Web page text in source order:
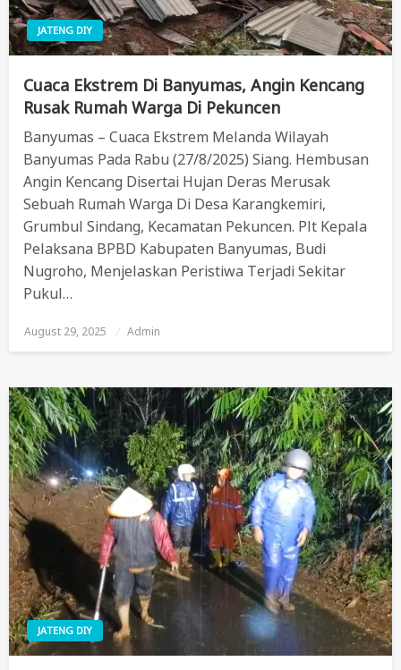
JATENG DIY
Cuaca Ekstrem Di Banyumas, Angin Kencang
Rusak Rumah Warga Di Pekuncen
Banyumas – Cuaca Ekstrem Melanda Wilayah
Banyumas Pada Rabu (27/8/2025) Siang. Hembusan
Angin Kencang Disertai Hujan Deras Merusak
Sebuah Rumah Warga Di Desa Karangkemiri,
Grumbul Sindang, Kecamatan Pekuncen. Plt Kepala
Pelaksana BPBD Kabupaten Banyumas, Budi
Nugroho, Menjelaskan Peristiwa Terjadi Sekitar
Pukul…
Posted
On
August 29, 2025 Admin
JATENG DIY